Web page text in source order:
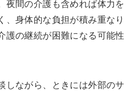
夜間の介護も含めれば体力を
、身体的な負担が積み重なり
護の継続が困難になる可能性
しながら、ときには外部のサ